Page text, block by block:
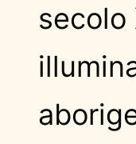
secolo